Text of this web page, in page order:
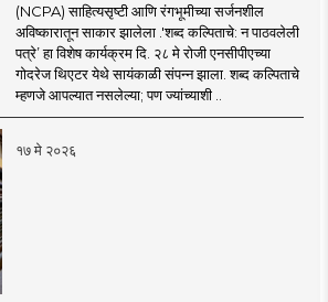
(NCPA) साहित्यसृष्टी आणि रंगभूमीच्या सर्जनशील
अविष्कारातून साकार झालेला .'शब्द कल्पिताचे: न पाठवलेली
पत्रे’ हा विशेष कार्यक्रम दि. २८ मे रोजी एनसीपीएच्या
गोदरेज थिएटर येथे सायंकाळी संपन्न झाला. शब्द कल्पिताचे
म्हणजे आपल्यात नसलेल्या; पण ज्यांच्याशी ..
१७ मे २०२६